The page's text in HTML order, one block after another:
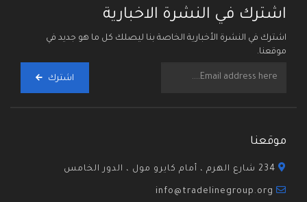
اشترك في النشرة الاخبارية
اشترك في النشرة الأخبارية الخاصة بنا ليصلك كل ما هو جديد في
موقعنا.
اشترك
موقعنا